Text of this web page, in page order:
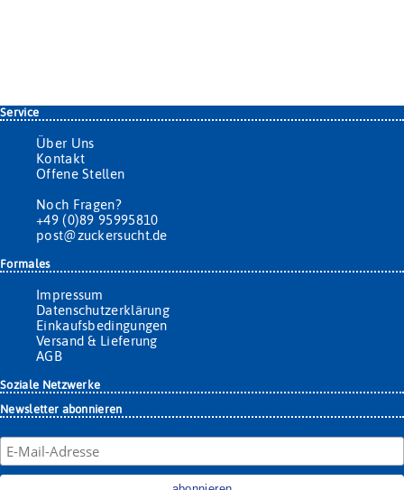
Service
Über Uns
Kontakt
Offene Stellen
Noch Fragen?
+49 (0)89 95995810
post@zuckersucht.de
Formales
Impressum
Datenschutzerklärung
Einkaufsbedingungen
Versand & Lieferung
AGB
Soziale Netzwerke
Newsletter abonnieren